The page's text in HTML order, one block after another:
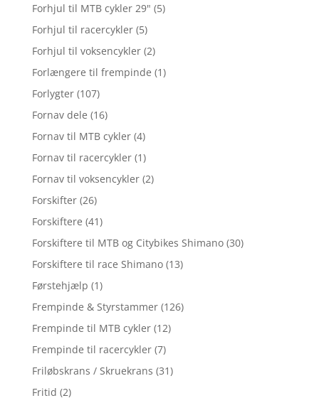
Forhjul til MTB cykler 29" (5)
Forhjul til racercykler (5)
Forhjul til voksencykler (2)
Forlængere til frempinde (1)
Forlygter (107)
Fornav dele (16)
Fornav til MTB cykler (4)
Fornav til racercykler (1)
Fornav til voksencykler (2)
Forskifter (26)
Forskiftere (41)
Forskiftere til MTB og Citybikes Shimano (30)
Forskiftere til race Shimano (13)
Førstehjælp (1)
Frempinde & Styrstammer (126)
Frempinde til MTB cykler (12)
Frempinde til racercykler (7)
Friløbskrans / Skruekrans (31)
Fritid (2)